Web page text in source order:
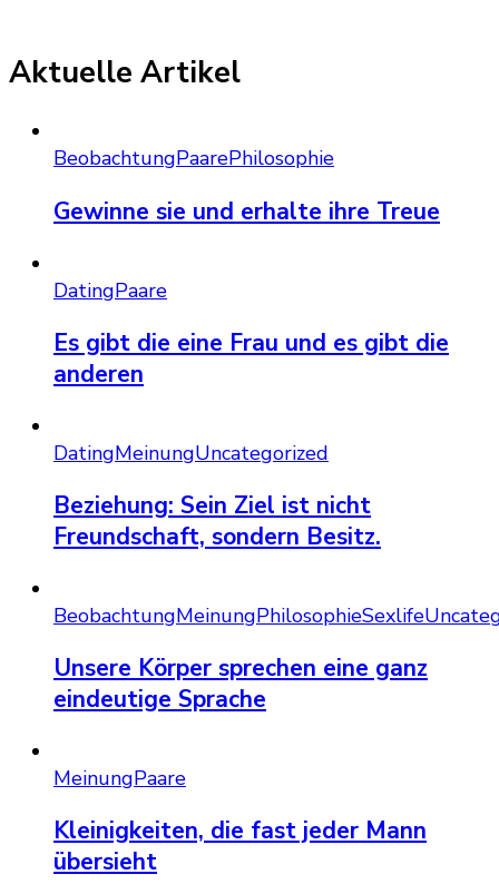
Aktuelle Artikel
BeobachtungPaarePhilosophie
Gewinne sie und erhalte ihre Treue
DatingPaare
Es gibt die eine Frau und es gibt die
anderen
DatingMeinungUncategorized
Beziehung: Sein Ziel ist nicht
Freundschaft, sondern Besitz.
BeobachtungMeinungPhilosophieSexlife
Unsere Körper sprechen eine ganz
eindeutige Sprache
MeinungPaare
Kleinigkeiten, die fast jeder Mann
übersieht